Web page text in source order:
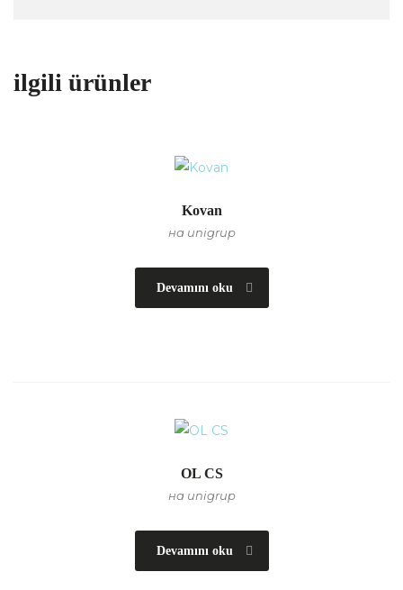
ilgili ürünler
Kovan
на unigrup
Devamını oku
OL CS
на unigrup
Devamını oku